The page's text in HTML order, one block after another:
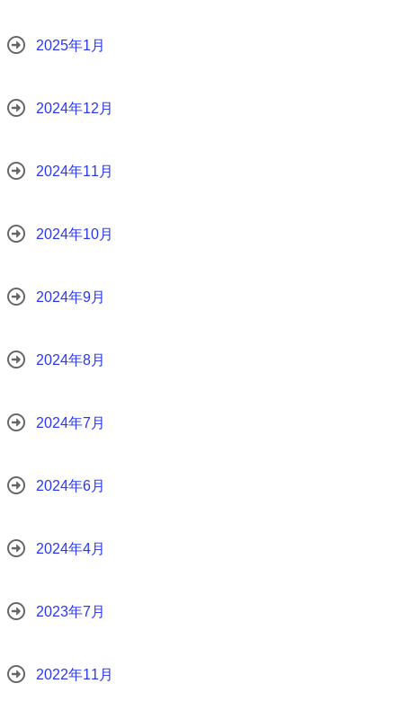
2025年1月
2024年12月
2024年11月
2024年10月
2024年9月
2024年8月
2024年7月
2024年6月
2024年4月
2023年7月
2022年11月